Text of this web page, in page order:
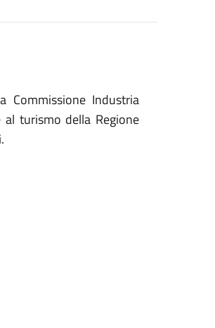
Commissione Industria
al turismo della Regione